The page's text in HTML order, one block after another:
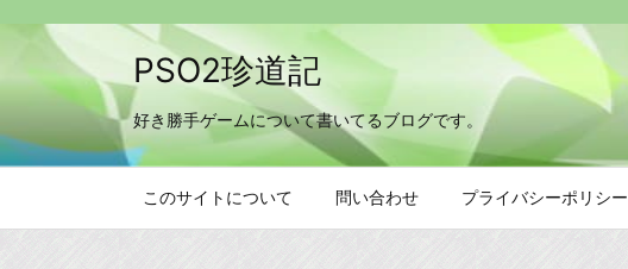
PSO2珍道記
好き勝手ゲームについて書いてるブログです。
このサイトについて 問い合わせ プライバシーポリシー